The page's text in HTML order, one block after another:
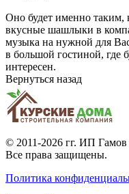
Оно будет именно таким,
вкусные шашлыки в
музыка на нужной для
в большой гостиной, где
интересен.
Вернуться назад
© 2011-2026 гг. ИП
Все права защищены.
Политика